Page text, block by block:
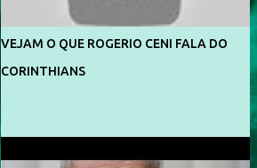
VEJAM O QUE ROGERIO CENI FALA DO
CORINTHIANS